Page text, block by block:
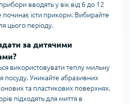
вводять у вік від 6 до 12
починає їсти прикорм. Вибирайте
цього періоду.
за дитячими
використовувати теплу мильну
посуду. Уникайте абразивних
та пластикових поверхнях.
підходять для миття в